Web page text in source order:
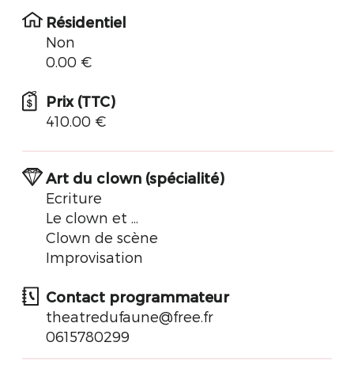
Résidentiel
Non
0.00 €
Prix (TTC)
410.00 €
Art du clown (spécialité)
Ecriture
Le clown et ...
Clown de scène
Improvisation
Contact programmateur
theatredufaune@free.fr
0615780299